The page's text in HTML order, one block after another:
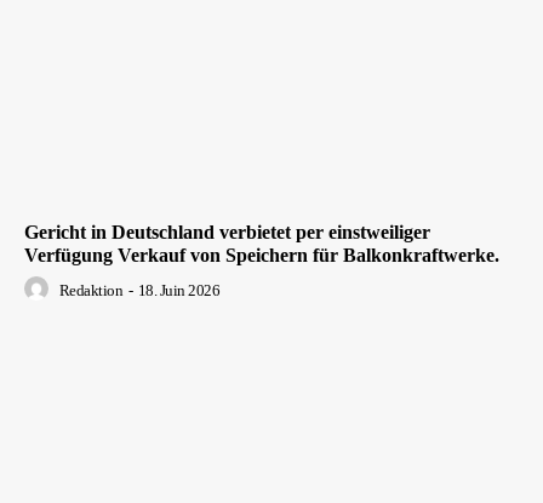
Gericht in Deutschland verbietet per einstweiliger
Verfügung Verkauf von Speichern für Balkonkraftwerke.
Redaktion - 18. Juin 2026